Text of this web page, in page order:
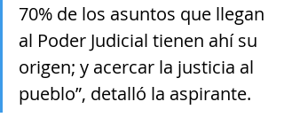
70% de los asuntos que llegan
al Poder Judicial tienen ahí su
origen; y acercar la justicia al
pueblo”, detalló la aspirante.